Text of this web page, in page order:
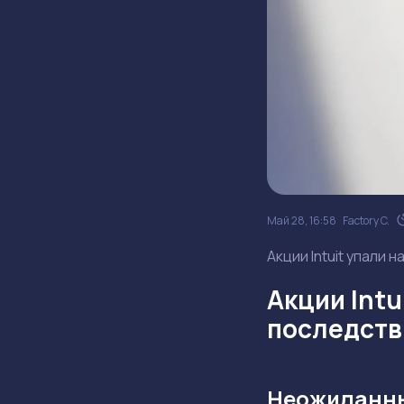
Май 28, 16:58 Factory C.
Акции Intuit упали
Акции